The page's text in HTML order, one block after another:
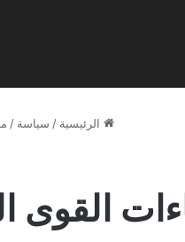
الرئيسية / سياسة /
القوى